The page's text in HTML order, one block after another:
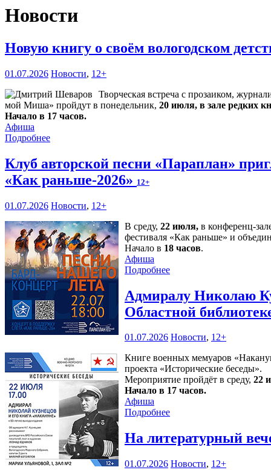
Новости
Новую книгу о своём вологодском
01.07.2026 Новости, 12+
Творческая встреча с прозаиком,
мой Миша» пройдут в понедельник, 20 июля, в зале редких
Начало в 17 часов.
Афиша
Подробнее
Клуб авторской песни «Параплан»
«Как раньше-2026» 12+
01.07.2026 Новости, 12+
В среду, 22 июля, в конференц-
фестиваля «Как раньше» и
Начало в 18 часов.
Афиша
Подробнее
Адмиралу Николаю
Областной
01.07.2026 Новости, 12+
Книге военных мемуаров
проекта «Исторические беседы».
Мероприятие пройдёт в среду, 22
Начало в 17 часов.
Афиша
Подробнее
На литературный
01.07.2026 Новости, 12+